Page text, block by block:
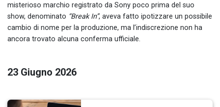
misterioso marchio registrato da Sony poco prima del suo
show, denominato “Break In”, aveva fatto ipotizzare un possibile
cambio di nome per la produzione, ma l’indiscrezione non ha
ancora trovato alcuna conferma ufficiale.
23 Giugno 2026